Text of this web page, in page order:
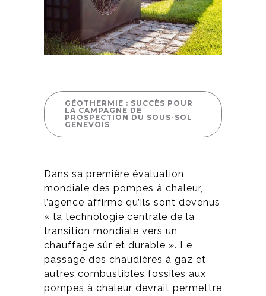
GÉOTHERMIE : SUCCÈS POUR
LA CAMPAGNE DE
PROSPECTION DU SOUS-SOL
GENEVOIS
Dans sa première évaluation
mondiale des pompes à chaleur,
l’agence affirme qu’ils sont devenus
« la technologie centrale de la
transition mondiale vers un
chauffage sûr et durable ». Le
passage des chaudières à gaz et
autres combustibles fossiles aux
pompes à chaleur devrait permettre